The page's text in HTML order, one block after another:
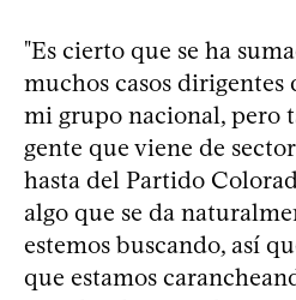
"Es cierto que se ha
muchos casos dirigentes
mi grupo nacional, pero
gente que viene de
hasta del Partido
algo que se da
estemos buscando, así
que estamos